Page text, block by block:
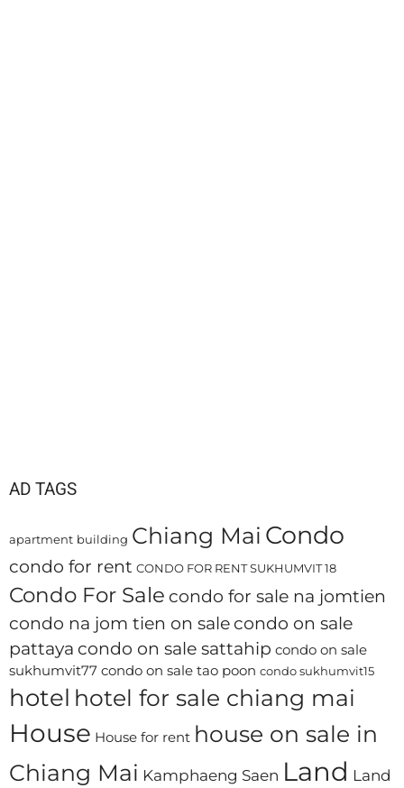
AD TAGS
apartment building Chiang Mai Condo
condo for rent CONDO FOR RENT SUKHUMVIT 18
Condo For Sale condo for sale na jomtien
condo na jom tien on sale condo on sale
pattaya condo on sale sattahip condo on sale
sukhumvit77 condo on sale tao poon condo sukhumvit15
hotel hotel for sale chiang mai
House House for rent house on sale in
Chiang Mai Kamphaeng Saen Land Land